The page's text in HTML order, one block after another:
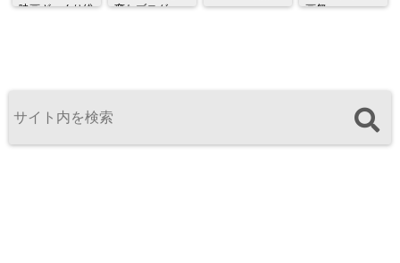
映画ざっくり総
変なブログ
画祭